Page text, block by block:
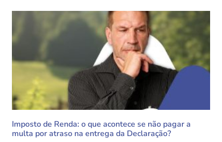
Imposto de Renda: o que acontece se não pagar a
multa por atraso na entrega da Declaração?